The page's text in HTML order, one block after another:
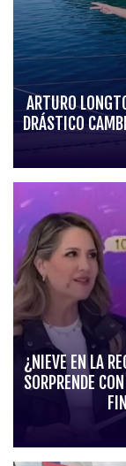
ARTURO
DRÁSTICO
¿NIEVE EN LA
SORPRENDE